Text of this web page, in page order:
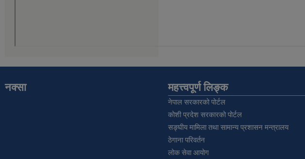
नक्सा महत्त्वपूर्ण लिङ्क
नेपाल सरकारको पोर्टल
कोशी प्रदेश सरकारको पोर्टल
सङ्‍घीय मामिला तथा सामान्य प्रशासन मन्त्रालय
ठेगाना परिवर्तन
लोक सेवा आयोग